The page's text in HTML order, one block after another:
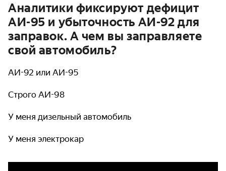
Аналитики фиксируют дефицит
АИ-95 и убыточность АИ-92 для
заправок. А чем вы заправляете
свой автомобиль?
АИ-92 или АИ-95
Строго АИ-98
У меня дизельный автомобиль
У меня электрокар